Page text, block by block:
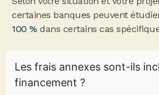
certaines banques peuvent
100 % dans certains cas
Les frais annexes sont-ils
financement ?